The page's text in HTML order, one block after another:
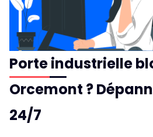
Porte industrielle
Orcemont ?
24/7